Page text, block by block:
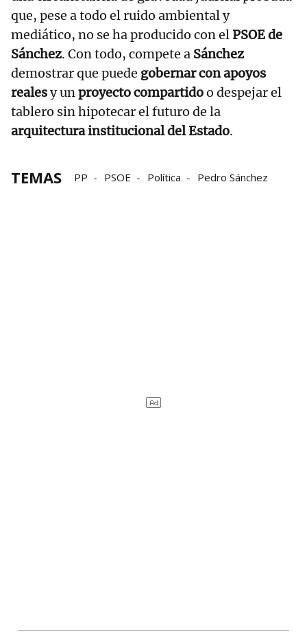
que, pese a todo el ruido ambiental y
mediático, no se ha producido con elPSOE de
Sánchez. Con todo, compete a Sánchez
demostrar que puede gobernar con apoyos
realesy unproyecto compartidoo despejar el
tablero sin hipotecar el futuro de la
arquitectura institucional del Estado.
TEMAS PP PSOE Política Pedro Sánchez